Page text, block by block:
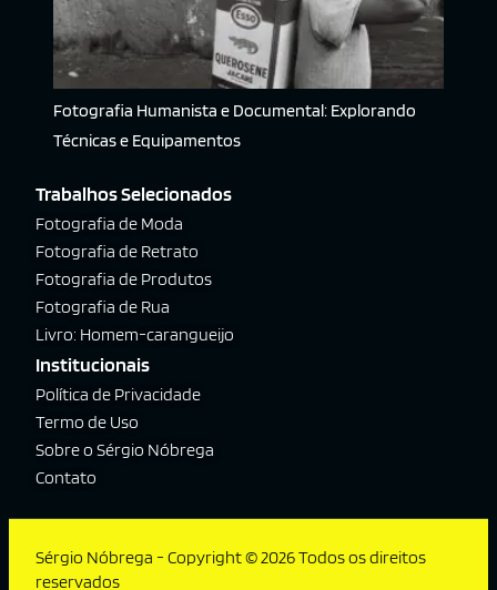
Fotografia Humanista e Documental: Explorando
Técnicas e Equipamentos
Trabalhos Selecionados
Fotografia de Moda
Fotografia de Retrato
Fotografia de Produtos
Fotografia de Rua
Livro: Homem-carangueijo
Institucionais
Política de Privacidade
Termo de Uso
Sobre o Sérgio Nóbrega
Contato
Sérgio Nóbrega - Copyright © 2026 Todos os direitos
reservados